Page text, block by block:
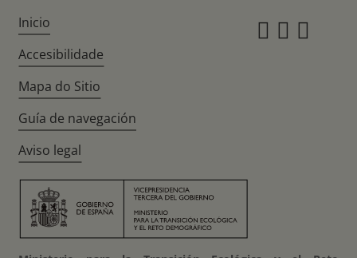
Inicio
Accesibilidade
Mapa do Sitio
Guía de navegación
Aviso legal